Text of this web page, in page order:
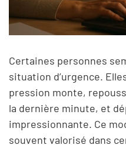
Certaines personnes
situation d’urgence.
pression monte,
la dernière minute, et
impressionnante. Ce
souvent valorisé dans